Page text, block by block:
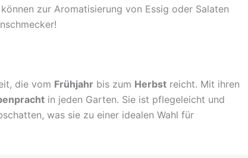
zur Aromatisierung von Essig oder Salaten
die vom Frühjahr bis zum Herbst reicht. Mit ihren
in jeden Garten. Sie ist pflegeleicht und
was sie zu einer idealen Wahl für